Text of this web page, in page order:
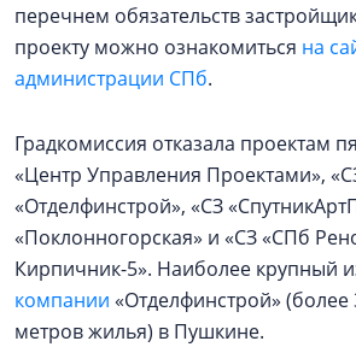
перечнем обязательств
проекту можно ознакомиться на
администрации СПб.
Градкомиссия отказала проектам
«Центр Управления Проектами»,
«Отделфинстрой», «СЗ
«Поклонногорская» и «СЗ «СПб
Кирпичник-5». Наиболее крупный
компании «Отделфинстрой» (более
метров жилья) в Пушкине.